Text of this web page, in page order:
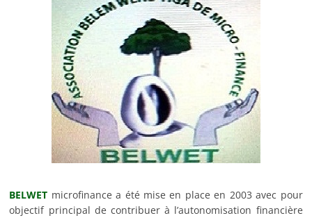
BELWET microfinance a été mise en place en 2003 avec pour
objectif principal de contribuer à l’autonomisation financière